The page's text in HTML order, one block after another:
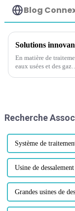
Blog
En matière de
eaux usées et des gaz
ayant ses propres
Recherche
Système de
Usine de
Grandes usines de